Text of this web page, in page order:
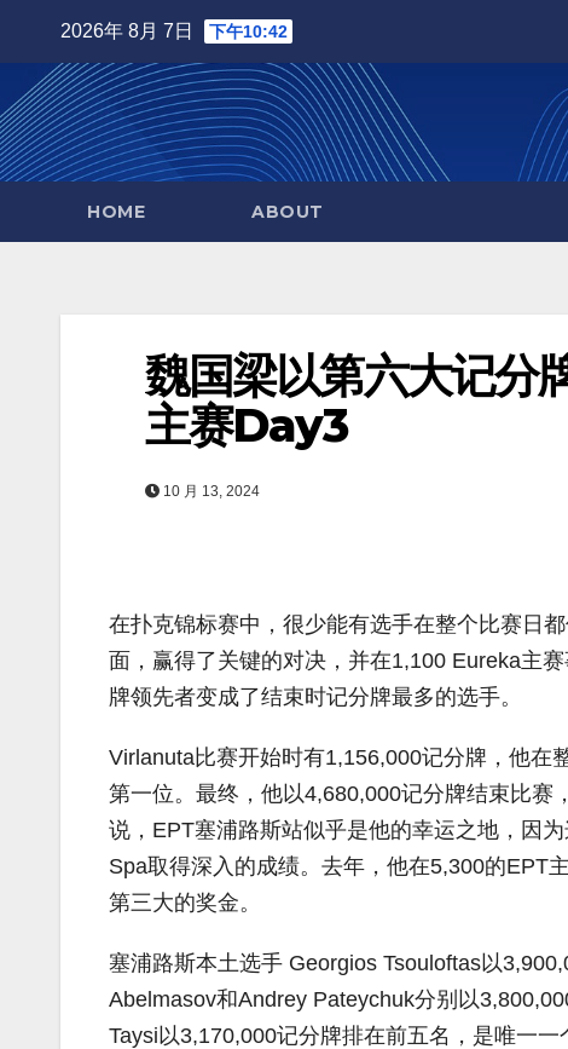
content
2026年 8月 7日 下午10:42
HOME ABOUT
魏国梁以第六大记
主赛Day3
10 月 13, 2024
在扑克锦标赛中，很少能有选手在整个比赛日
面，赢得了关键的对决，并在1,100 Eureka主
牌领先者变成了结束时记分牌最多的选手。
Virlanuta比赛开始时有1,156,000记分牌，他在
第一位。最终，他以4,680,000记分牌结束比
说，EPT塞浦路斯站似乎是他的幸运之地，因
Spa取得深入的成绩。去年，他在5,300的EPT
第三大的奖金。
塞浦路斯本土选手 Georgios Tsouloftas以
Abelmasov和Andrey Pateychuk分别以
Taysi以3,170,000记分牌排在前五名，是唯一一